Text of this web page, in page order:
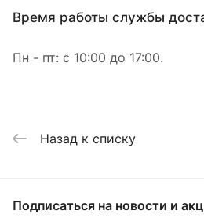
Время работы службы
Пн - пт: с 10:00 до 17:00.
Назад к списку
Подписаться на новости и